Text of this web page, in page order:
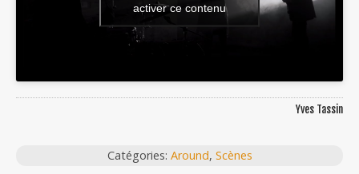
activer ce contenu
Yves Tassin
Catégories: Around, Scènes